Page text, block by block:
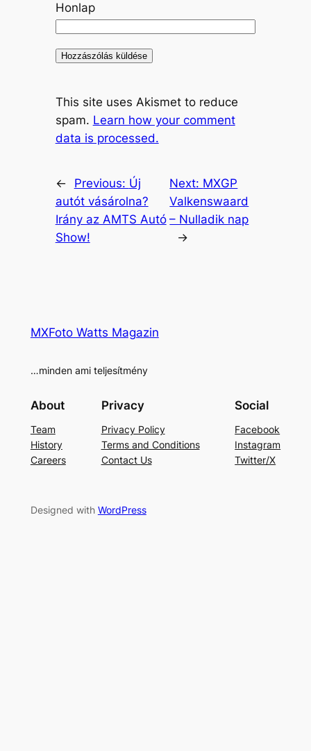
Honlap
This site uses Akismet to reduce
spam. Learn how your comment
data is processed.
← Previous: Új
autót vásárolna?
Irány az AMTS Autó
Show!
Next: MXGP
Valkenswaard
– Nulladik nap
→
MXFoto Watts Magazin
…minden ami teljesítmény
About
Team
History
Careers
Privacy
Privacy Policy
Terms and Conditions
Contact Us
Social
Facebook
Instagram
Twitter/X
Designed with WordPress